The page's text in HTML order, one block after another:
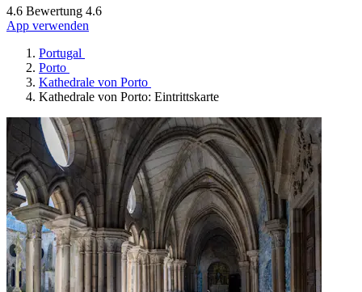
4.6 Bewertung 4.6
App verwenden
Portugal
Porto
Kathedrale von Porto
Kathedrale von Porto: Eintrittskarte